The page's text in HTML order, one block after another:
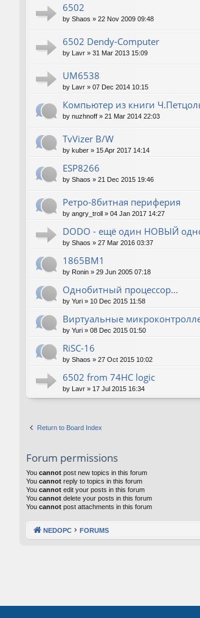
6502
by Shaos » 22 Nov 2009 09:48
6502 Dendy-Computer
by Lavr » 31 Mar 2013 15:09
UM6538
by Lavr » 07 Dec 2014 10:15
Компьютер из книги
by nuzhnoff » 21 Mar 2014 22:03
TvVizer B/W
by kuber » 15 Apr 2017 14:14
ESP8266
by Shaos » 21 Dec 2015 19:46
Ретро-8битная периферия
by angry_troll » 04 Jan 2017 14:27
DODO - ещё один НОВЫЙ
by Shaos » 27 Mar 2016 03:37
1865ВМ1
by Ronin » 29 Jun 2005 07:18
Однобитный процессор...
by Yuri » 10 Dec 2015 11:58
Виртуальные
by Yuri » 08 Dec 2015 01:50
RiSC-16
by Shaos » 27 Oct 2015 10:02
6502 from 74HC logic
by Lavr » 17 Jul 2015 16:34
Return to Board Index
Forum permissions
You cannot post new topics in this forum
You cannot reply to topics in this forum
You cannot edit your posts in this forum
You cannot delete your posts in this forum
You cannot post attachments in this forum
NEDOPC FORUMS